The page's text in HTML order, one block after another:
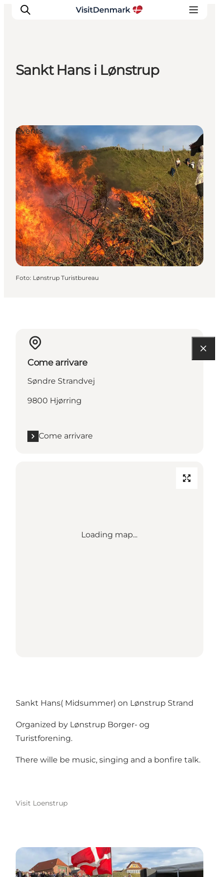
Dove dormire
Pianifica il viaggio
Sankt Hans i Lønstrup
Events
Foto: Lønstrup Turistbureau
Come arrivare
Søndre Strandvej
9800 Hjørring
Come arrivare
Loading map...
Sankt Hans( Midsummer) on Lønstrup Strand
Organized by Lønstrup Borger- og
Turistforening.
There wille be music, singing and a bonfire talk.
Visit Loenstrup